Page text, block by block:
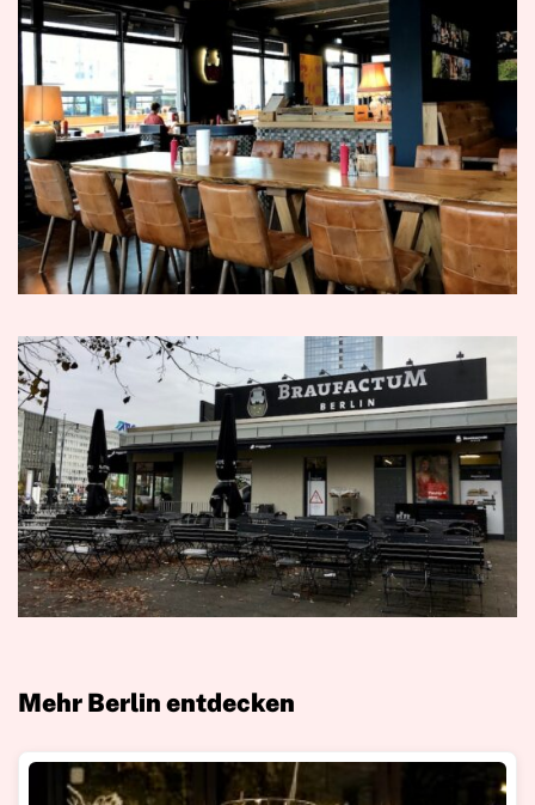
Mehr Berlin entdecken